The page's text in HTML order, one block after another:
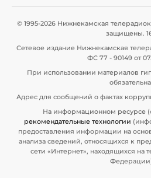
© 1995-2026 Нижнекамская
защищены.
Сетевое издание Нижнекамская
ФС 77 - 90149 от
При использовании материалов
Адрес для сообщений о фактах
На информационном ресурсе
рекомендательные технологии
предоставления информации на
анализа сведений, относящихся к
сети «Интернет», находящихся на